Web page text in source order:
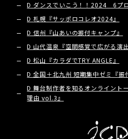
D ダンスでいこう！！2024 6プ
D 札幌『サッポロコレオ2024』
D 信州『山あいの振付キャンプ』
D 山代温泉『空間感覚で広がる演
D 松山『カラダでTRY ANGLE』
D 全国＋北九州 短期集中ゼミ『振
D 舞台制作者を知るオンライント
理由 vol.3』